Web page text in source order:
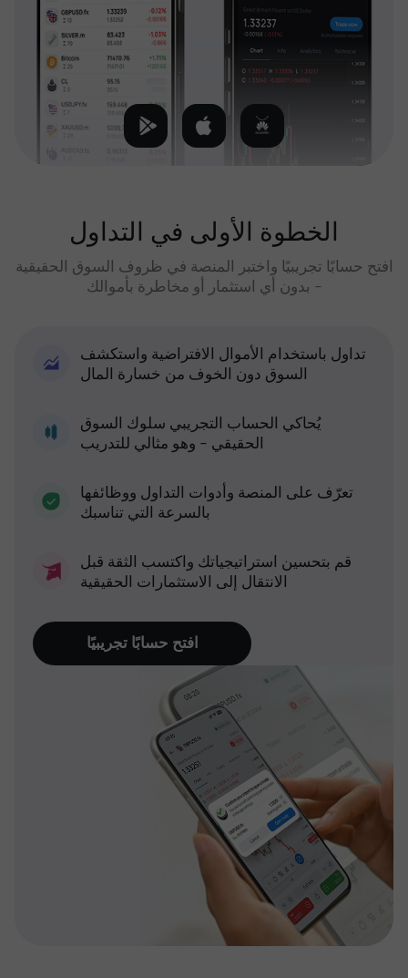
الخطوة الأولى في التداول
افتح حسابًا تجريبيًا واختبر المنصة في ظروف السوق الحقيقية
- بدون أي استثمار أو مخاطرة بأموالك
تداول باستخدام الأموال الافتراضية واستكشف
السوق دون الخوف من خسارة المال
يُحاكي الحساب التجريبي سلوك السوق
الحقيقي - وهو مثالي للتدريب
تعرّف على المنصة وأدوات التداول ووظائفها
بالسرعة التي تناسبك
قم بتحسين استراتيجياتك واكتسب الثقة قبل
الانتقال إلى الاستثمارات الحقيقية
افتح حسابًا تجريبيًا